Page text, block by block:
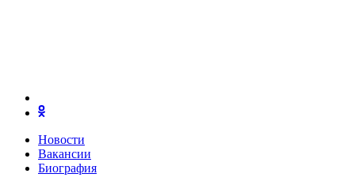
Новости
Вакансии
Биография